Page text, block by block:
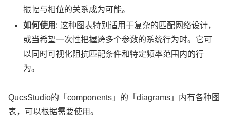
振幅与相位的关系成为可能。
如何使用 : 这种图表特别适用于复杂的匹配网络设计，
或当希望一次性把握跨多个参数的系统行为时。它可
以同时可视化阻抗匹配条件和特定频率范围内的行
为。
QucsStudio的「components」的「diagrams」内有各种图
表，可以根据需要使用。